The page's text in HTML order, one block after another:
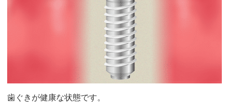
歯ぐきが健康な状態です。